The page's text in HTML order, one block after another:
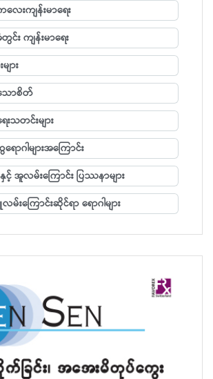
ေးကျန်းမာရေး
င်း ကျန်းမာရေး
ျား
ောစိတ်
းသတင်းများ
ာဂါများအကြောင်း
အူလမ်းကြောင်း ပြဿနာများ
ကြောင်းဆိုင်ရာ ရောဂါများ